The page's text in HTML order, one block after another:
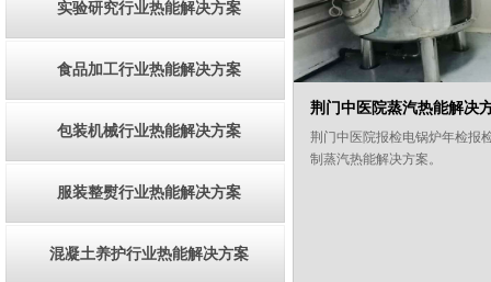
实验研究行业热能解决方案
食品加工行业热能解决方案
包装机械行业热能解决方案
服装整熨行业热能解决方案
混凝土养护行业热能解决方案
荆门中医院蒸汽热能解决
荆门中医院报检电锅炉年检报
制蒸汽热能解决方案。